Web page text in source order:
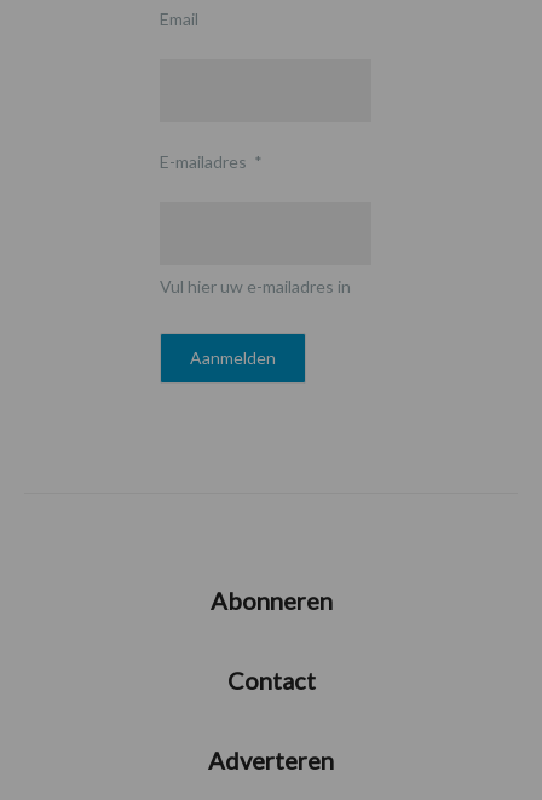
Email
E-mailadres *
Vul hier uw e-mailadres in
Abonneren
Contact
Adverteren